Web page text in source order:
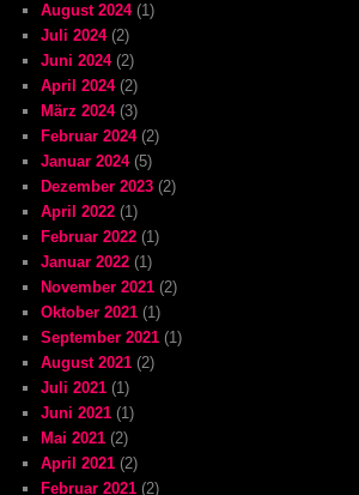
August 2024(1)
Juli 2024(2)
Juni 2024(2)
April 2024(2)
März 2024(3)
Februar 2024(2)
Januar 2024(5)
Dezember 2023 (2)
April 2022 (1)
Februar 2022 (1)
Januar 2022 (1)
November 2021 (2)
Oktober 2021 (1)
September 2021 (1)
August 2021 (2)
Juli 2021 (1)
Juni 2021 (1)
Mai 2021 (2)
April 2021 (2)
Februar 2021 (2)